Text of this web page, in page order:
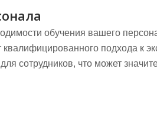
обучения вашего
квалифицированного подхода к
сотрудников, что может